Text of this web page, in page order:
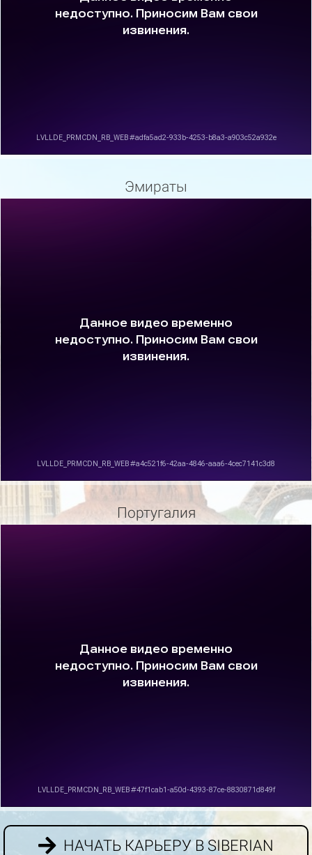
Эмираты
Португалия
НАЧАТЬ КАРЬЕРУ В SIBERIAN